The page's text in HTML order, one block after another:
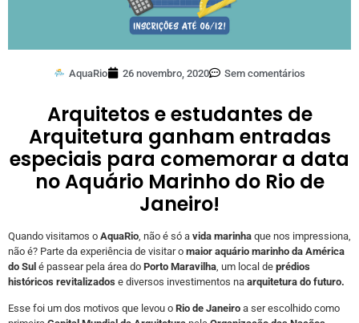
AquaRio 26 novembro, 2020 Sem comentários
Arquitetos e estudantes de
Arquitetura ganham entradas
especiais para comemorar a data
no Aquário Marinho do Rio de
Janeiro!
Quando visitamos o AquaRio , não é só a vida marinha que nos impressiona,
não é? Parte da experiência de visitar o maior aquário marinho da América
do Sul é passear pela área do Porto Maravilha , um local de prédios
históricos revitalizados e diversos investimentos na arquitetura do futuro.
Esse foi um dos motivos que levou o Rio de Janeiro a ser escolhido como